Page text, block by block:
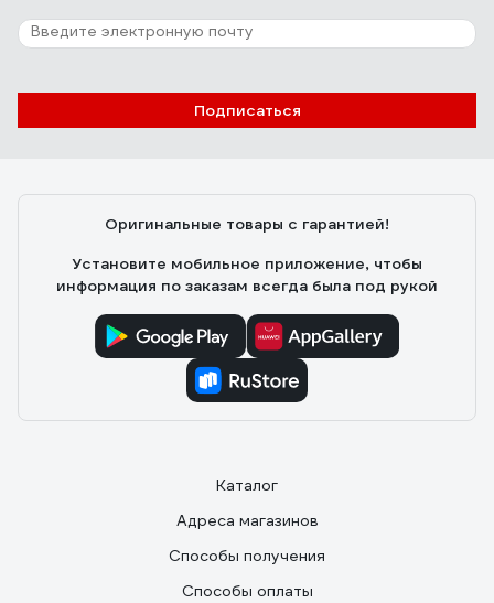
Подписаться
Оригинальные товары с гарантией!
Установите мобильное приложение, чтобы
информация по заказам всегда была под рукой
Каталог
Адреса магазинов
Способы получения
Способы оплаты